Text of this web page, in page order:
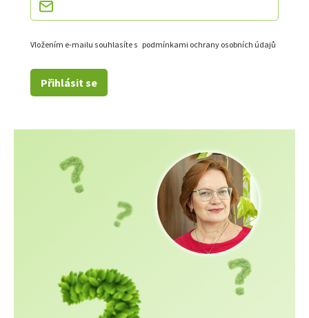
Vložením e-mailu souhlasíte s podmínkami ochrany osobních údajů
Přihlásit se